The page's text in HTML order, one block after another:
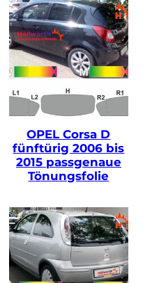
OPEL Corsa D
fünftürig 2006 bis
2015 passgenaue
Tönungsfolie